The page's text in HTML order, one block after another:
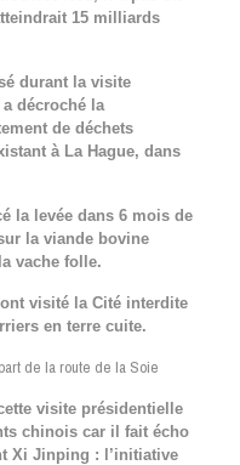
15 milliards
durant la visite
décroché la
de déchets
à La Hague, dans
la levée dans 6 mois de
la viande bovine
vache folle.
visité la Cité interdite
en terre cuite.
de la route de la Soie
visite présidentielle
chinois car il fait écho
Xi Jinping : l’initiative